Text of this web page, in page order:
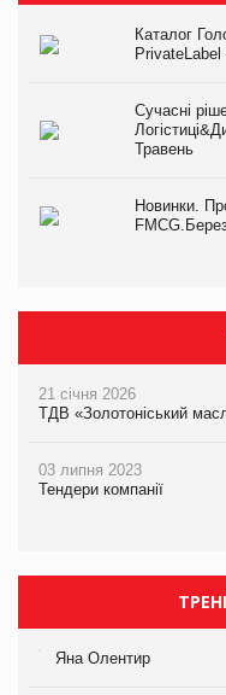
Каталог
PrivateLabel
Сучасні
Травень
Новинки.
21 січня 2026
ТДВ «Золотоніський
03 липня 2023
Тендери компанії
Яна Олентир